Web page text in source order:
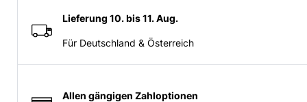
Lieferung 10. bis 11. Aug.
Für Deutschland & Österreich
Allen gängigen Zahloptionen